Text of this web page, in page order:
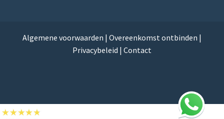
Algemene voorwaarden | Overeenkomst ontbinden |
Privacybeleid | Contact